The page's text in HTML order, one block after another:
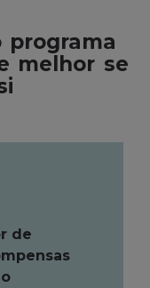
programa
melhor se
de